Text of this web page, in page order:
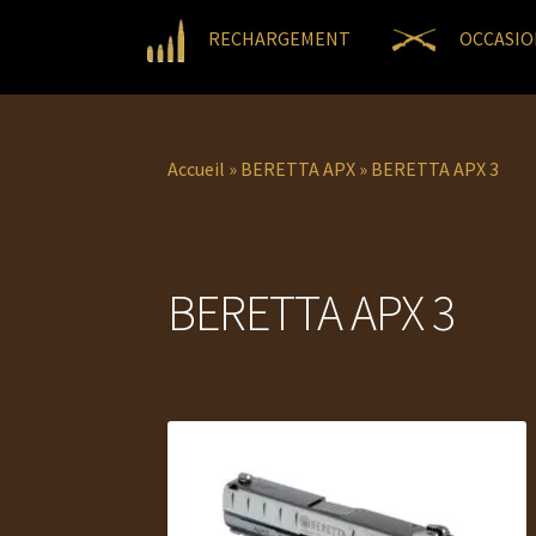
RECHARGEMENT
Accueil » BERETTA APX » BERETTA APX 3
BERETTA APX 3